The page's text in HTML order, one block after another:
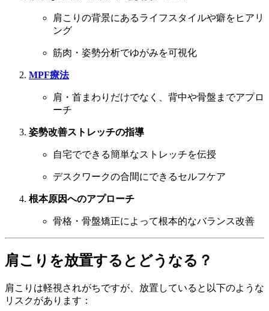
肩こりの背景にあるライフスタイルや癖をヒアリ
ング
筋肉・姿勢分析でゆがみを可視化
MPF療法
肩・首まわりだけでなく、背中や骨盤までアプロ
ーチ
姿勢改善ストレッチの指導
自宅でできる簡単なストレッチを伝授
デスクワークの合間にできるセルフケア
根本原因へのアプローチ
骨格・骨盤矯正によって根本的なバランス改善
肩こりを放置するとどうなる？
肩こりは軽視されがちですが、放置していると以下のような
リスクがあります：